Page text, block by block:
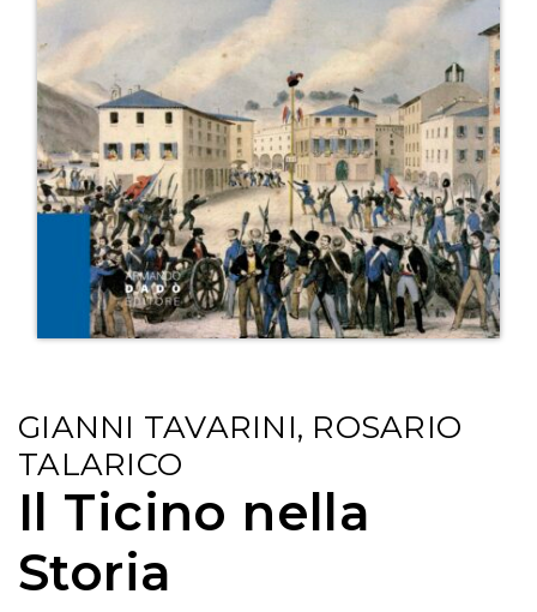
GIANNI TAVARINI, ROSARIO
TALARICO
Il Ticino nella
Storia